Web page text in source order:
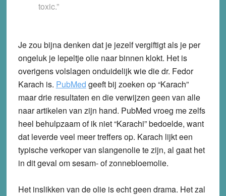
toxic.”
Je zou bijna denken dat je jezelf vergiftigt als je per
ongeluk je lepeltje olie naar binnen klokt. Het is
overigens volslagen onduidelijk wie die dr. Fedor
Karach is. PubMed geeft bij zoeken op “Karach”
maar drie resultaten en die verwijzen geen van alle
naar artikelen van zijn hand. PubMed vroeg me zelfs
heel behulpzaam of ik niet “Karachi” bedoelde, want
dat leverde veel meer treffers op. Karach lijkt een
typische verkoper van slangenolie te zijn, al gaat het
in dit geval om sesam- of zonnebloemolie.
Het inslikken van de olie is echt geen drama. Het zal